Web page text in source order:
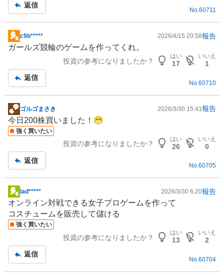
返信
No.60711
掲
示
事
c9b***** 2026/4/15 20:58報告
ガールズ競輪のゲーム を作ってくれ。
投資の参考になりましたか？
はい
17
いいえ
1
返信
No. 60710
掲
示
板
ゴルゴまさき 2026/3/30 15:41 報告
今日200株買いました！😁
強く買いたい
投資の参考になりましたか？
はい
26
いいえ
0
返信
No.60705
掲
示
板
記
lad***** 2026/3/30 6:20報告
オンライン対戦できる女子プロゲームを作って
コスチュームを販売して儲ける
強く買いたい
投資の参考になりましたか？
はい
13
いいえ
2
返信
No. 60704